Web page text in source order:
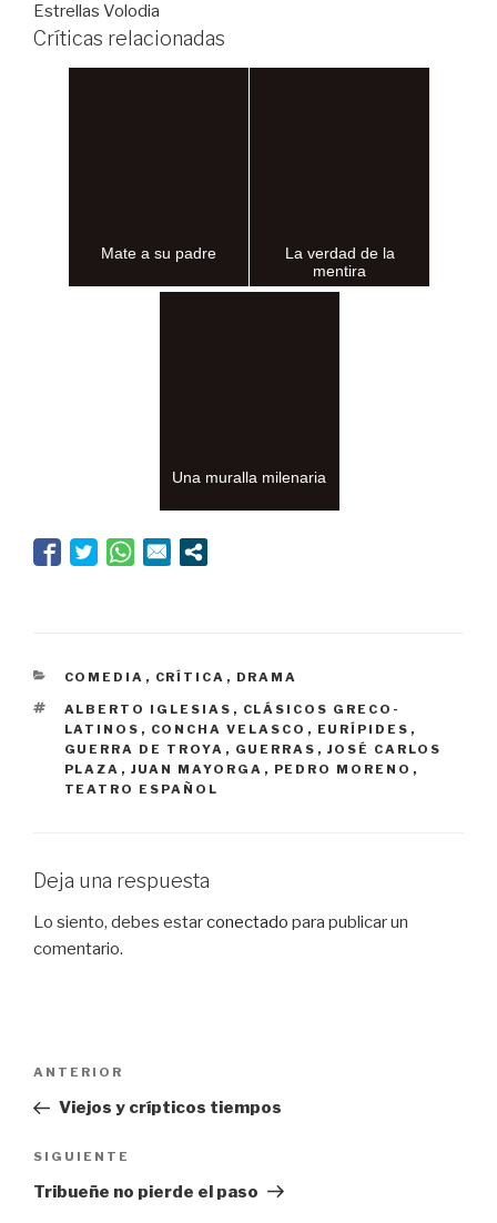
Estrellas Volodia
Críticas relacionadas
Mate a su padre
La verdad de la
mentira
Una muralla milenaria
CATEGORÍAS
COMEDIA , CRÍTICA , DRAMA
ETIQUETAS
ALBERTO IGLESIAS , CLÁSICOS GRECO-
LATINOS , CONCHA VELASCO , EURÍPIDES ,
GUERRA DE TROYA , GUERRAS , JOSÉ CARLOS
PLAZA , JUAN MAYORGA , PEDRO MORENO ,
TEATRO ESPAÑOL
Deja una respuesta
Lo siento, debes estarconectado para publicar un
comentario.
entradas
Entrada
anterior:
ANTERIOR
Viejos y crípticos tiempos
Siguiente
entrada
SIGUIENTE
Tribueñe no pierde el paso